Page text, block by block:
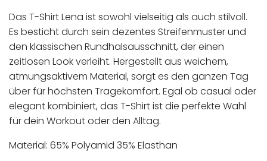
Das T-Shirt Lena ist sowohl vielseitig als auch stilvoll.
Es besticht durch sein dezentes Streifenmuster und
den klassischen Rundhalsausschnitt, der einen
zeitlosen Look verleiht. Hergestellt aus weichem,
atmungsaktivem Material, sorgt es den ganzen Tag
über für höchsten Tragekomfort. Egal ob casual oder
elegant kombiniert, das T-Shirt ist die perfekte Wahl
für dein Workout oder den Alltag.
Material: 65% Polyamid 35% Elasthan